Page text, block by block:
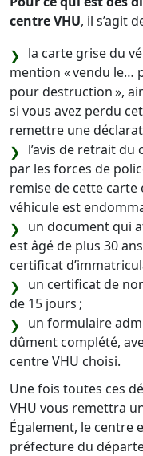
centre VHU, il s’agit
la carte grise du
mention « vendu le…
pour destruction »,
si vous avez perdu
remettre une
l’avis de retrait
par les forces de
remise de cette
véhicule est
un document qui
est âgé de plus 30
certificat
un certificat de
de 15 jours ;
un formulaire
dûment complété,
centre VHU choisi.
Une fois toutes ces
VHU vous remettra
Également, le centre
préfecture du